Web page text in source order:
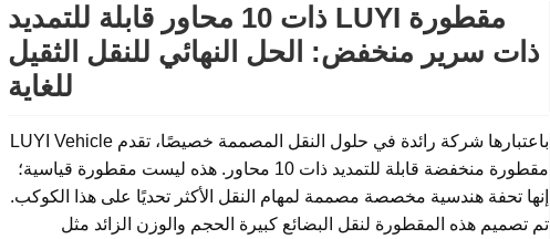
مقطورة LUYI ذات 10 محاور قابلة للتمديد
ذات سرير منخفض: الحل النهائي للنقل الثقيل
للغاية
باعتبارها شركة رائدة في حلول النقل المصممة خصيصًا، تقدم LUYI Vehicle
مقطورة منخفضة قابلة للتمديد ذات 10 محاور. هذه ليست مقطورة قياسية؛
إنها تحفة هندسية مخصصة مصممة لمهام النقل الأكثر تحديًا على هذا الكوكب.
تم تصميم هذه المقطورة لنقل البضائع كبيرة الحجم والوزن الزائد مثل